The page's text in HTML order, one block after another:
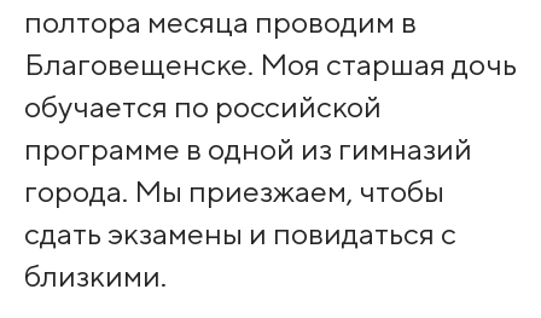
полтора месяца проводим в
Благовещенске. Моя старшая дочь
обучается по российской
программе в одной из гимназий
города. Мы приезжаем, чтобы
сдать экзамены и повидаться с
близкими.